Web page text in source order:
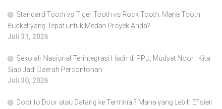
Standard Tooth vs Tiger Tooth vs Rock Tooth: Mana Tooth
Bucket yang Tepat untuk Medan Proyek Anda?
Juli 31, 2026
Sekolah Nasional Terintegrasi Hadir di PPU, Mudyat Noor : Kita
Siap Jadi Daerah Percontohan
Juli 30, 2026
Door to Door atau Datang ke Terminal? Mana yang Lebih Efisien